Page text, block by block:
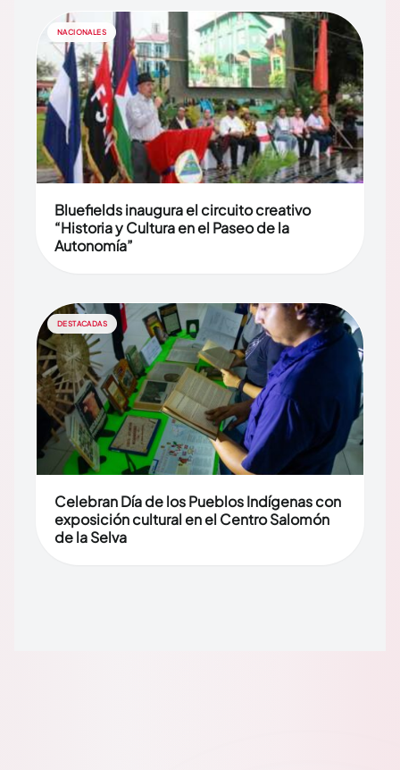
NACIONALES
Bluefields inaugura el circuito creativo
“Historia y Cultura en el Paseo de la
Autonomía”
DESTACADAS
Celebran Día de los Pueblos Indígenas con
exposición cultural en el Centro Salomón
de la Selva